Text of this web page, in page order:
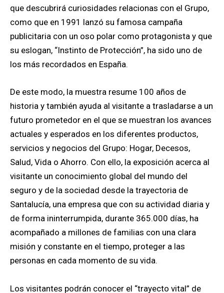
que descubrirá curiosidades relacionas con el Grupo,
como que en 1991 lanzó su famosa campaña
publicitaria con un oso polar como protagonista y que
su eslogan, “Instinto de Protección”, ha sido uno de
los más recordados en España.
De este modo, la muestra resume 100 años de
historia y también ayuda al visitante a trasladarse a un
futuro prometedor en el que se muestran los avances
actuales y esperados en los diferentes productos,
servicios y negocios del Grupo: Hogar, Decesos,
Salud, Vida o Ahorro. Con ello, la exposición acerca al
visitante un conocimiento global del mundo del
seguro y de la sociedad desde la trayectoria de
Santalucía, una empresa que con su actividad diaria y
de forma ininterrumpida, durante 365.000 días, ha
acompañado a millones de familias con una clara
misión y constante en el tiempo, proteger a las
personas en cada momento de su vida.
Los visitantes podrán conocer el “trayecto vital” de